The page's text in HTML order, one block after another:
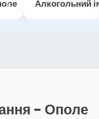
Алкогольний
- Ополе